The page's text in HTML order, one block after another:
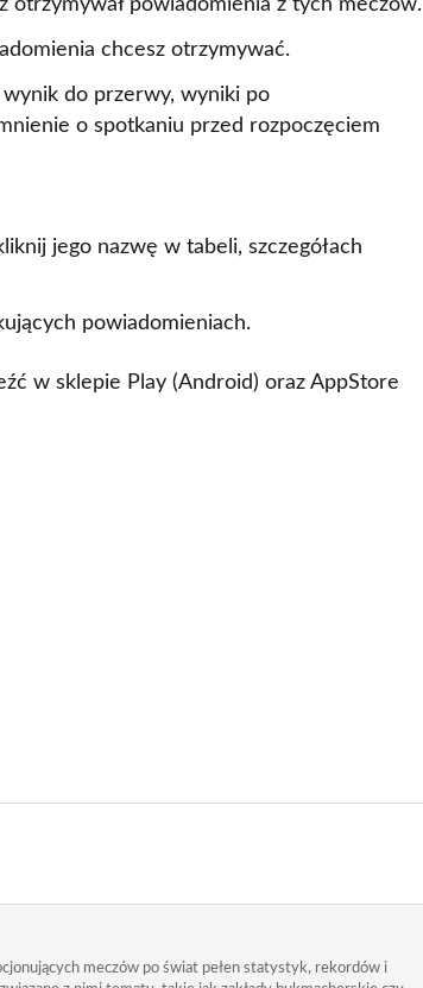
otrzymywał powiadomienia z tych meczów.
chcesz otrzymywać.
wynik do przerwy, wyniki po
o spotkaniu przed rozpoczęciem
jego nazwę w tabeli, szczegółach
powiadomieniach.
w sklepie Play (Android) oraz AppStore
meczów po świat pełen statystyk, rekordów i